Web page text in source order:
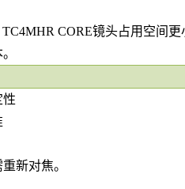
CORE镜头占用空间更
性
新对焦。